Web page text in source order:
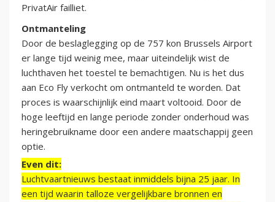
PrivatAir failliet.
Ontmanteling
Door de beslaglegging op de 757 kon Brussels Airport
er lange tijd weinig mee, maar uiteindelijk wist de
luchthaven het toestel te bemachtigen. Nu is het dus
aan Eco Fly verkocht om ontmanteld te worden. Dat
proces is waarschijnlijk eind maart voltooid. Door de
hoge leeftijd en lange periode zonder onderhoud was
heringebruikname door een andere maatschappij geen
optie.
Even dit:
Luchtvaartnieuws bestaat inmiddels bijna 25 jaar. In
een tijd waarin talloze vergelijkbare bronnen en